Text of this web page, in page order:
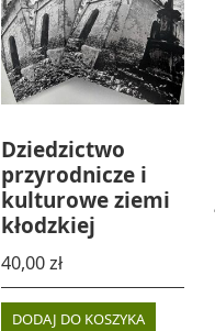
Dziedzictwo
przyrodnicze i
kulturowe ziemi
kłodzkiej
40,00zł
DODAJ DO KOSZYKA